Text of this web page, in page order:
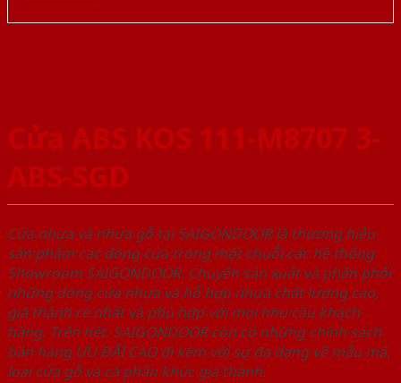
Cửa ABS KOS 111-M8707 3-
ABS-SGD
Cửa nhựa và nhựa gỗ tại SAIGONDOOR là thương hiệu
sản phẩm các dòng cửa trong một chuỗi các hệ thống
Showroom SAIGONDOOR. Chuyên sản xuất và phân phối
những dòng cửa nhựa và hỗ hợp nhựa chất lượng cao,
giá thành rẻ nhất và phù hợp với mọi nhu cầu khách
hàng. Trên hết, SAIGONDOOR còn có những chính sách
bán hàng ƯU ĐÃI CAO đi kèm với sự đa dạng về mẫu mã,
loại cửa gỗ và cả phân khúc giá thành.